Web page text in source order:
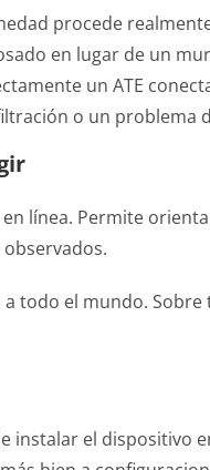
procede
en lugar de un
un ATE
o un problema
línea. Permite
todo el mundo.
instalar el dispositivo